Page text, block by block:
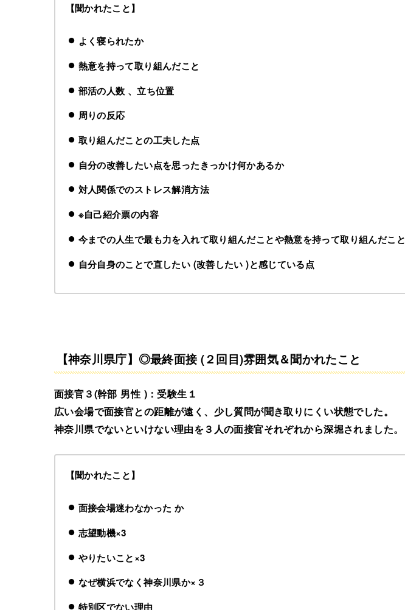
【聞かれたこと】
よく寝られたか
熱意を持って取り組んだこと
部活の人数 、立ち位置
周りの反応
取り組んだことの工夫した点
自分の改善したい点を思ったきっかけ何かあるか
対人関係でのストレス解消方法
※自己紹介票の内容
今までの人生で最も力を入れて取り組んだことや熱意を持って取り組んだこと
自分自身のことで直したい (改善したい )と感じている点
【神奈川県庁】◎最終面接 (２回目)雰囲気＆聞かれたこと
面接官３(幹部 男性 )：受験生１
広い会場で面接官との距離が遠く、少し質問が聞き取りにくい状態でした。
神奈川県でないといけない理由を３人の面接官それぞれから深堀されました。
【聞かれたこと】
面接会場迷わなかった か
志望動機×3
やりたいこと×3
なぜ横浜でなく神奈川県か×３
特別区でない理由